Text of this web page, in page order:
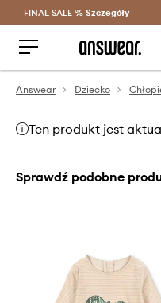
FINAL SALE % Szczegóły
Answear Dziecko
Ten produkt jest
Sprawdź podobne